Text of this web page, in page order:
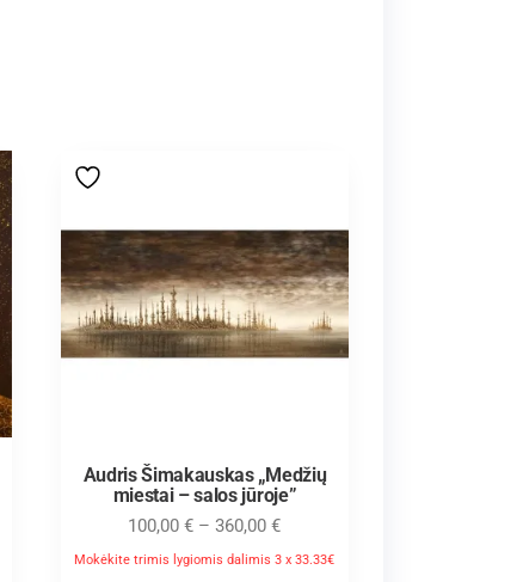
Audris Šimakauskas „Medžių
miestai – salos jūroje”
100,00€ – 360,00€
Mokėkite trimis lygiomis dalimis 3 x 33.33€